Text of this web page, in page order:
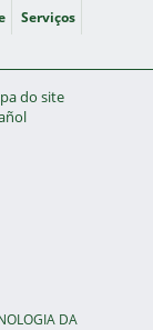
Serviços
do site
DA